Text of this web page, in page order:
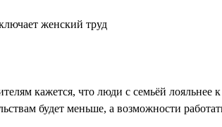
женский труд
кажется, что люди с семьёй
будет меньше, а возможности